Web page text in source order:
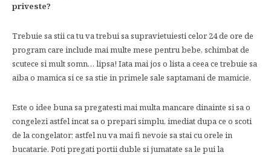
priveste?
Trebuie sa stii ca tu va trebui sa supravietuiesti celor 24 de ore de
program care include mai multe mese pentru bebe, schimbat de
scutece si mult somn… lipsa! Iata mai jos o lista a ceea ce trebuie sa
aiba o mamica si ce sa stie in primele sale saptamani de mamicie.
Este o idee buna sa pregatesti mai multa mancare dinainte si sa o
congelezi astfel incat sa o prepari simplu, imediat dupa ce o scoti
de la congelator; astfel nu va mai fi nevoie sa stai cu orele in
bucatarie. Poti pregati portii duble si jumatate sa le pui la